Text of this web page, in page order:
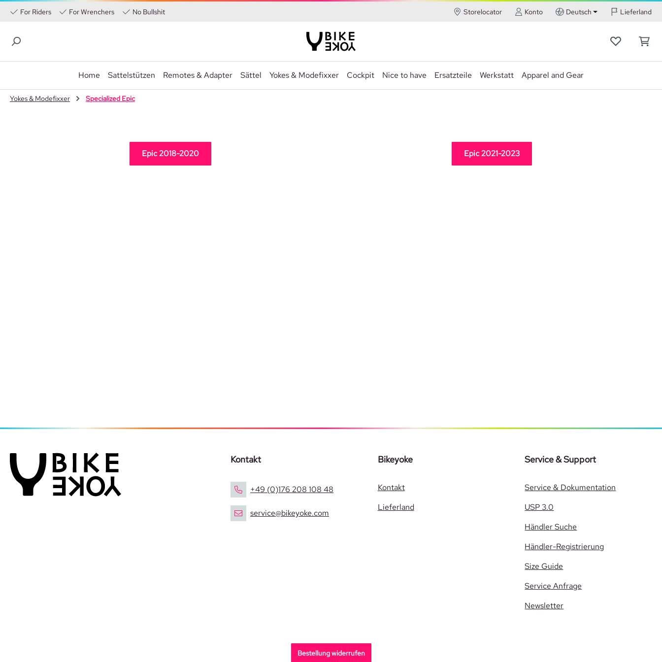
Hauptinhalt springen
Zur Suche springen
Zur Hauptnavigation springen
For Riders For Wrenchers No Bullshit Storelocator Konto Deutsch Lieferland
Home Sattelstützen Remotes & Adapter Sättel Yokes & Modefixxer Cockpit Nice to have Ersatzteile Werkstatt Apparel and Gear
Yokes & Modefixxer Specialized Epic
Epic 2018-2020 Epic 2021-2023
Kontakt
+49 (0)176 208 108 48
service@bikeyoke.com
Bikeyoke
Kontakt
Lieferland
Service & Support
Service & Dokumentation
USP 3.0
Händler Suche
Händler-Registrierung
Size Guide
Service Anfrage
Newsletter
Bestellung widerrufen